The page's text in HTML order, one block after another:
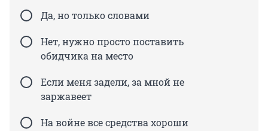
Да, но только словами
Нет, нужно просто поставить
обидчика на место
Если меня задели, за мной не
заржавеет
На войне все средства хороши